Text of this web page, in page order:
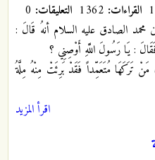
القراءات: التعليقات:
الصادق عليه السلام أنهُ قَالَ :
: يَا رَسُولَ اللَّهِ أَوْصِنِي ؟
تَرَكَهَا مُتَعَمِّداً فَقَدْ بَرِئَتْ مِنْهُ مِلَّةُ
اقرأ المزيد